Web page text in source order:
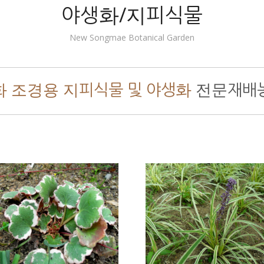
야생화/지피식물
New Songmae Botanical Garden
조경용 지피식물 및 야생화 전문재배